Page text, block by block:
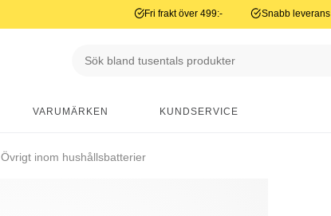
Fri frakt över 499:- Snabb leverans
VARUMÄRKEN KUNDSERVICE
Övrigt inom hushållsbatterier